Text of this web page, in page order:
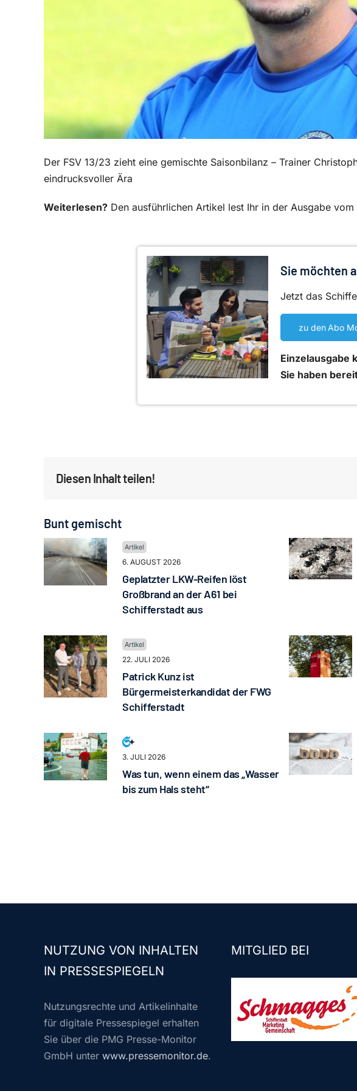
Der FSV 13/23 zieht eine gemischte Saisonbilanz – Trainer
eindrucksvoller Ära
Weiterlesen? Den ausführlichen Artikel lest Ihr in der Ausgabe
Sie möchten
Jetzt das
zu den Abo
Einzelausgabe
Sie haben
Diesen Inhalt teilen!
Bunt gemischt
6. AUGUST 2026
Geplatzter LKW-Reifen löst
Großbrand an der A61 bei
Schifferstadt aus
22. JULI 2026
Patrick Kunz ist
Bürgermeisterkandidat der FWG
Schifferstadt
3. JULI 2026
Was tun, wenn einem das „Wasser
bis zum Hals steht“
NUTZUNG VON INHALTEN
IN PRESSESPIEGELN
Nutzungsrechte und Artikelinhalte
für digitale Pressespiegel erhalten
Sie über die PMG Presse-Monitor
GmbH unter www.pressemonitor.de.
MITGLIED BEI